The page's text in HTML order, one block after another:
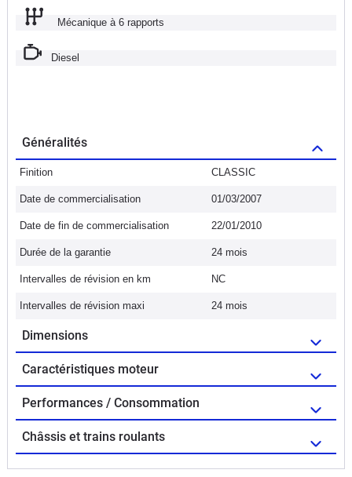
Mécanique à 6 rapports
Diesel
Généralités
Finition CLASSIC
Date de commercialisation 01/03/2007
Date de fin de commercialisation 22/01/2010
Durée de la garantie 24 mois
Intervalles de révision en km NC
Intervalles de révision maxi 24 mois
Dimensions
Caractéristiques moteur
Performances / Consommation
Châssis et trains roulants